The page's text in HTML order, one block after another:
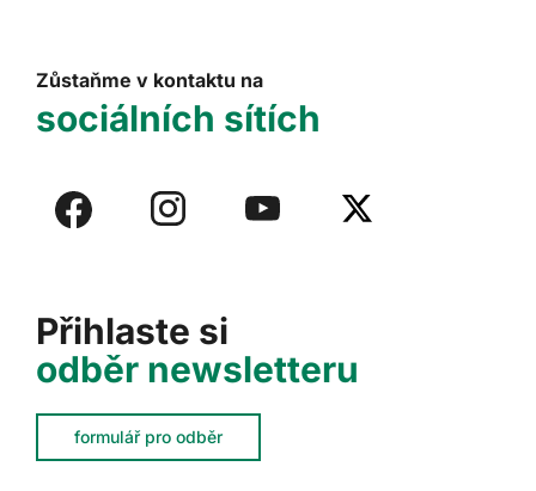
Přihlaste si
odběr newsletteru
formulář pro odběr
Zůstaňme v kontaktu na
sociálních sítích